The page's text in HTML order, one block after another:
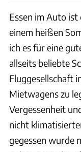
Essen im Auto ist
einem heißen
ich es für eine
allseits beliebte
Fluggesellschaft
Mietwagens zu
Vergessenheit
nicht
gegessen wurde